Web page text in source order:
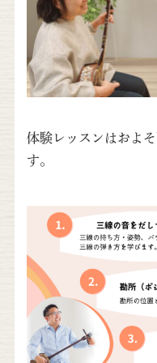
体験レッスンはおよ
す。